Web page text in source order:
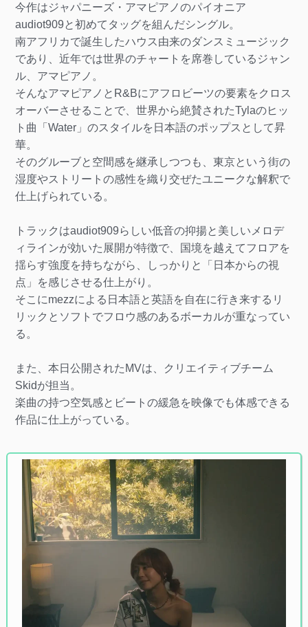
今作はジャパニーズ・アマピアノのパイオニア
audiot909と初めてタッグを組んだシングル。
南アフリカで誕生したハウス由来のダンスミュージック
であり、近年では世界のチャートを席巻しているジャン
ル、アマピアノ。
そんなアマピアノとR&Bにアフロビーツの要素をクロス
オーバーさせることで、世界から絶賛されたTylaのヒッ
ト曲「Water」のスタイルを日本語のポップスとして昇
華。
そのグルーブと空間感を継承しつつも、東京という街の
湿度やストリートの感性を織り交ぜたユニークな解釈で
仕上げられている。
トラックはaudiot909らしい低音の抑揚と美しいメロデ
ィラインが効いた展開が特徴で、国境を越えてフロアを
揺らす強度を持ちながら、しっかりと「日本からの視
点」を感じさせる仕上がり。
そこにmezzによる日本語と英語を自在に行き来するリ
リックとソフトでフロウ感のあるボーカルが重なってい
る。
また、本日公開されたMVは、クリエイティブチーム
Skidが担当。
楽曲の持つ空気感とビートの緩急を映像でも体感できる
作品に仕上がっている。